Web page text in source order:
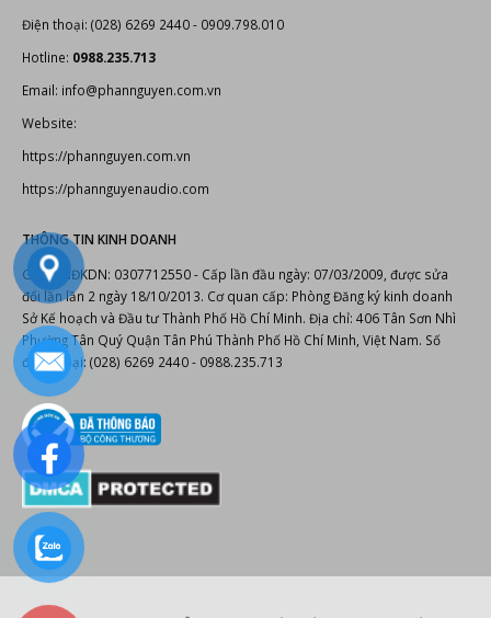
Điện thoại: (028) 6269 2440 - 0909.798.010
Hotline: 0988.235.713
Email: info@phannguyen.com.vn
Website:
https://phannguyen.com.vn
https://phannguyenaudio.com
THÔNG TIN KINH DOANH
Giấy CNĐKDN: 0307712550 - Cấp lần đầu ngày: 07/03/2009, được sửa
đổi lần lần 2 ngày 18/10/2013. Cơ quan cấp: Phòng Đăng ký kinh doanh
Sở Kế hoạch và Đầu tư Thành Phố Hồ Chí Minh. Địa chỉ: 406 Tân Sơn Nhì
Phường Tân Quý Quận Tân Phú Thành Phố Hồ Chí Minh, Việt Nam. Số
điện thoại: (028) 6269 2440 - 0988.235.713